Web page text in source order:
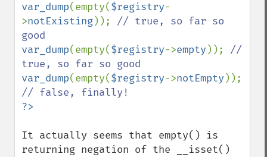
var_dump(empty($registry-
>notExisting)); // true, so far so
var_dump(empty($registry->empty )); //
var_dump(empty($registry->notEmpty
It actually seems that empty() is
returning negation of the __isset()